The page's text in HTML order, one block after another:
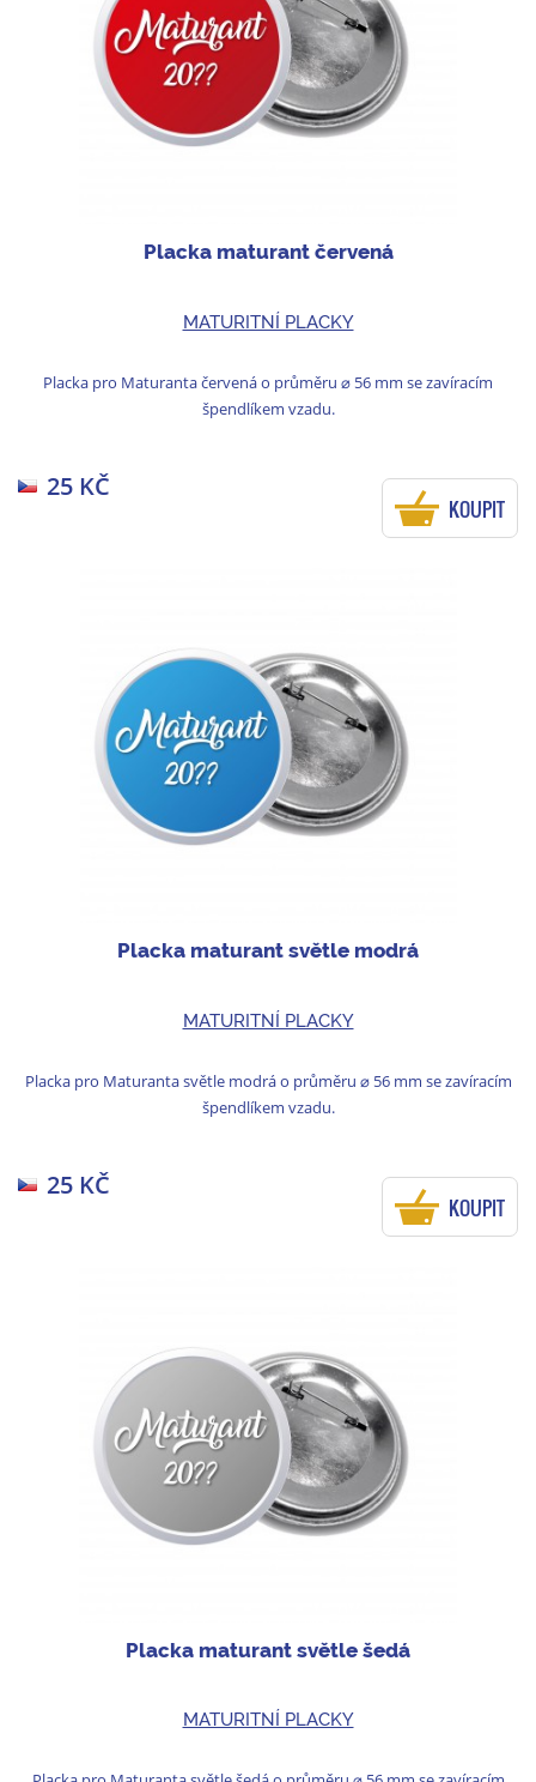
Placka maturant červená
MATURITNÍ PLACKY
Placka pro Maturanta červená o průměru ⌀ 56 mm se zavíracím
špendlíkem vzadu.
25 KČ
KOUPIT
Placka maturant světle modrá
MATURITNÍ PLACKY
Placka pro Maturanta světle modrá o průměru ⌀ 56 mm se zavíracím
špendlíkem vzadu.
25 KČ
KOUPIT
Placka maturant světle šedá
MATURITNÍ PLACKY